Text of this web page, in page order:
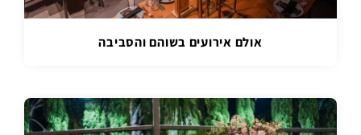
אולם אירועים בשוהם והסביבה